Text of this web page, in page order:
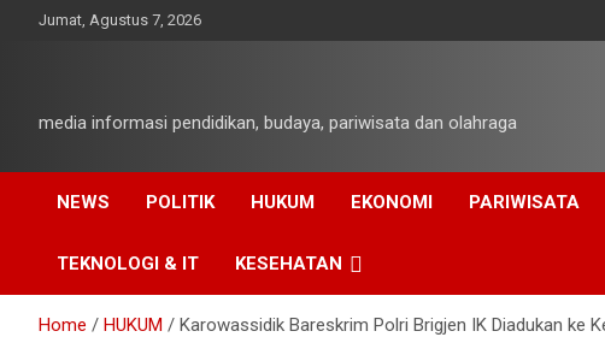
Jumat, Agustus 7, 2026
media informasi pendidikan, budaya, pariwisata dan olahraga
NEWS POLITIK HUKUM EKONOMI PARIWISATA
TEKNOLOGI & IT KESEHATAN
Home HUKUM Karowassidik Bareskrim Polri Brigjen IK Diadukan ke